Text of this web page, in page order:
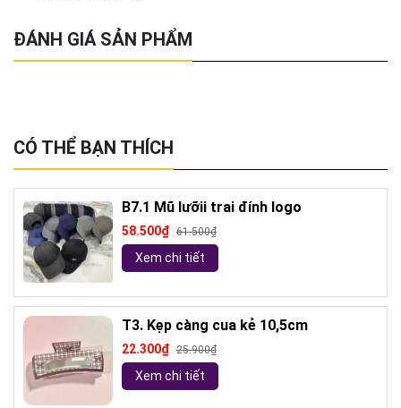
ĐÁNH GIÁ SẢN PHẨM
CÓ THỂ BẠN THÍCH
B7.1 Mũ lưỡii trai đính logo
58.500₫ 61.500₫
Xem chi tiết
T3. Kẹp càng cua kẻ 10,5cm
22.300₫ 25.900₫
Xem chi tiết